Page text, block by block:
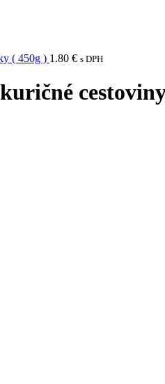
( 450g ) 1.80 € s DPH